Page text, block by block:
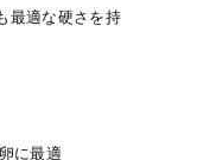
最適な硬さを持
に最適